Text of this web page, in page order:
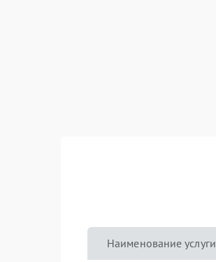
Наименование услуги